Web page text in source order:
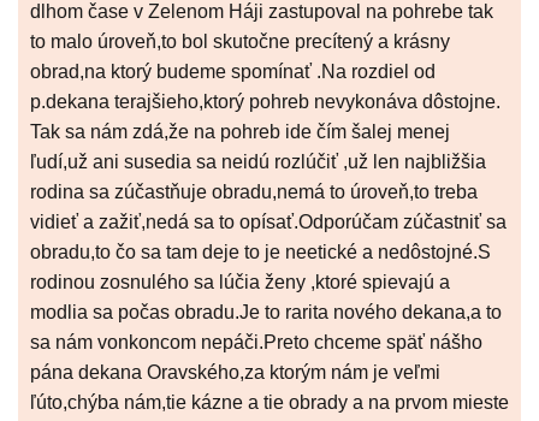
dlhom čase v Zelenom Háji zastupoval na pohrebe tak
to malo úroveň,to bol skutočne precítený a krásny
obrad,na ktorý budeme spomínať .Na rozdiel od
p.dekana terajšieho,ktorý pohreb nevykonáva dôstojne.
Tak sa nám zdá,že na pohreb ide čím šalej menej
ľudí,už ani susedia sa neidú rozlúčiť ,už len najbližšia
rodina sa zúčastňuje obradu,nemá to úroveň,to treba
vidieť a zažiť,nedá sa to opísať.Odporúčam zúčastniť sa
obradu,to čo sa tam deje to je neetické a nedôstojné.S
rodinou zosnulého sa lúčia ženy ,ktoré spievajú a
modlia sa počas obradu.Je to rarita nového dekana,a to
sa nám vonkoncom nepáči.Preto chceme späť nášho
pána dekana Oravského,za ktorým nám je veľmi
ľúto,chýba nám,tie kázne a tie obrady a na prvom mieste